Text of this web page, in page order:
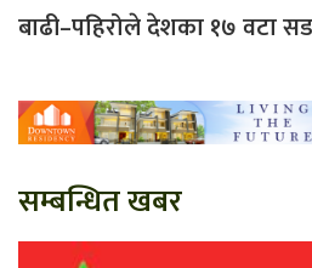
बाढी–पहिरोले देशका १७ वटा
सम्बन्धित खबर